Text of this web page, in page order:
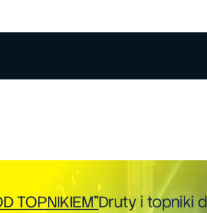
TOPNIKIEM”Druty i topniki